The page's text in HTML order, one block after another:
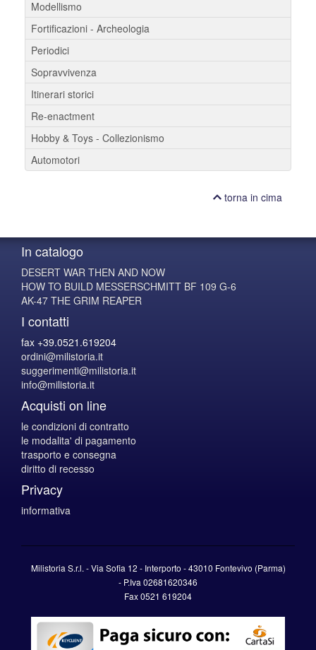
Modellismo
Fortificazioni - Archeologia
Periodici
Sopravvivenza
Itinerari storici
Re-enactment
Hobby & Toys - Collezionismo
Automotori
torna in cima
In catalogo
DESERT WAR THEN AND NOW
HOW TO BUILD MESSERSCHMITT BF 109 G-6
AK-47 THE GRIM REAPER
I contatti
fax +39.0521.619204
ordini@milistoria.it
suggerimenti@milistoria.it
info@milistoria.it
Acquisti on line
le condizioni di contratto
le modalita' di pagamento
trasporto e consegna
diritto di recesso
Privacy
informativa
Milistoria S.r.l. - Via Sofia 12 - Interporto - 43010 Fontevivo (Parma)
- P.Iva 02681620346
Fax 0521 619204